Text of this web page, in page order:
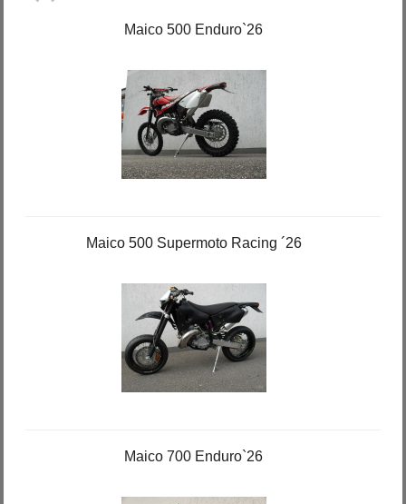
Maico 500 Enduro`26
Maico 500 Supermoto Racing ´26
Maico 700 Enduro`26